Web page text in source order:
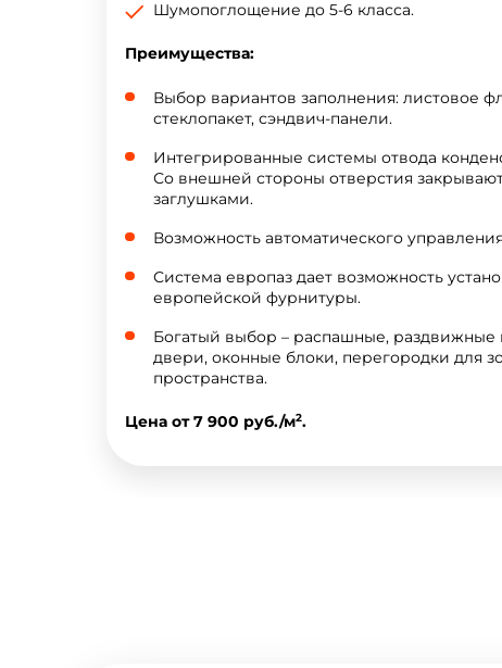
Шумопоглощение до 5-6 класса.
Преимущества:
Выбор вариантов заполнения: листовое
стеклопакет, сэндвич-панели.
Интегрированные системы отвода
Со внешней стороны отверстия
заглушками.
Возможность автоматического
Система европаз дает возможность
европейской фурнитуры.
Богатый выбор – распашные, раздвижные
двери, оконные блоки, перегородки для
пространства.
Цена от 7 900 руб./м2.